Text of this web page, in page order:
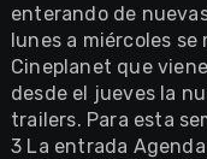
enterando de
lunes a miércoles
Cineplanet que
desde el jueves la
trailers. Para esta
3 La entrada